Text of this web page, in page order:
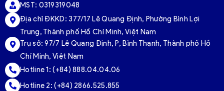
MST: 0319319048
Địa chỉ ĐKKD: 377/17 Lê Quang Định, Phường Bình Lợi
Trung, Thành phố Hồ Chí Minh, Việt Nam
Trụ sở:97/7 Lê Quang Định, P, Bình Thạnh, Thành phố Hồ
Chí Minh, Việt Nam
Hotline 1:(+84) 888.04.04.06
Hotline 2:(+84) 2866.525.855